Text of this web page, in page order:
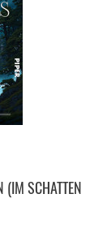
(IM SCHATTEN